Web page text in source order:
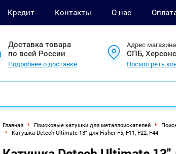
Кредит Контакты О нас
Доставка товара
по всей России
Подробнее о доставке
Адрес магазина
СПБ,
Посмотреть
Главная Поисковые катушки для металлоискателей
Катушка Detech Ultimate 13" для Fisher F5, F11, F22, F44